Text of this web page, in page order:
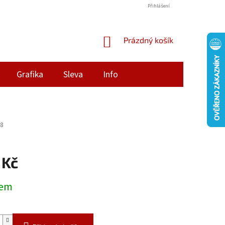
Přihlášení
NÁKUPNÍ
Prázdný košík
Grafika Sleva Info